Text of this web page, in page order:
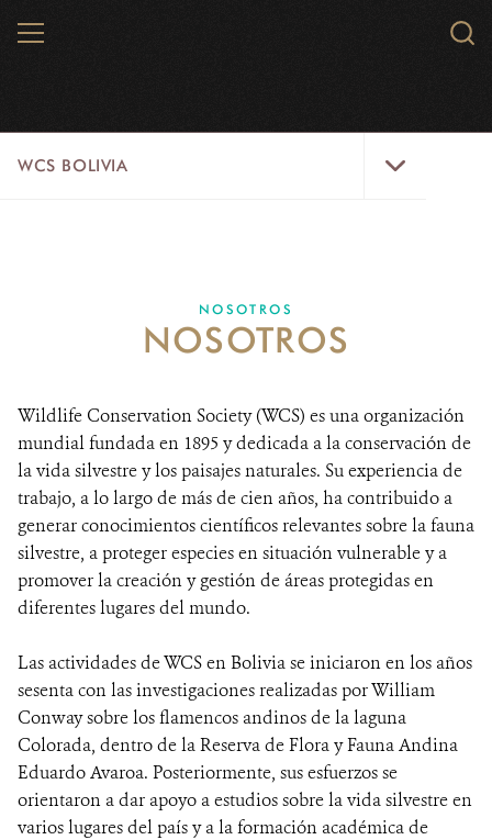
MENU
WCS BOLIVIA
LANDSCAPES
WILDLIFE
INICIO
DONA
NOSOTROS
NOSOTROS
Wildlife Conservation Society (WCS) es una organización
mundial fundada en 1895 y dedicada a la conservación de
la vida silvestre y los paisajes naturales. Su experiencia de
trabajo, a lo largo de más de cien años, ha contribuido a
generar conocimientos científicos relevantes sobre la fauna
silvestre, a proteger especies en situación vulnerable y a
promover la creación y gestión de áreas protegidas en
diferentes lugares del mundo.
Las actividades de WCS en Bolivia se iniciaron en los años
sesenta con las investigaciones realizadas por William
Conway sobre los flamencos andinos de la laguna
Colorada, dentro de la Reserva de Flora y Fauna Andina
Eduardo Avaroa. Posteriormente, sus esfuerzos se
orientaron a dar apoyo a estudios sobre la vida silvestre en
varios lugares del país y a la formación académica de